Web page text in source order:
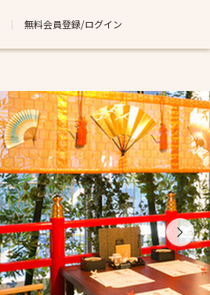
無料会員登録/ログイン